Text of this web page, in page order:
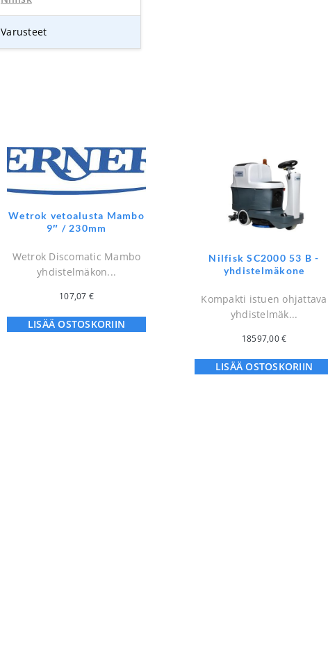
Varusteet
Wetrok vetoalusta Mambo
9″ / 230mm
Wetrok Discomatic Mambo
yhdistelmäkon...
107,07 €
LISÄÄ OSTOSKORIIN
Nilfisk SC2000 53 B -
yhdistelmäkone
Kompakti istuen ohjattava
yhdistelmäk...
18597,00€
LISÄÄ OSTOSKORIIN